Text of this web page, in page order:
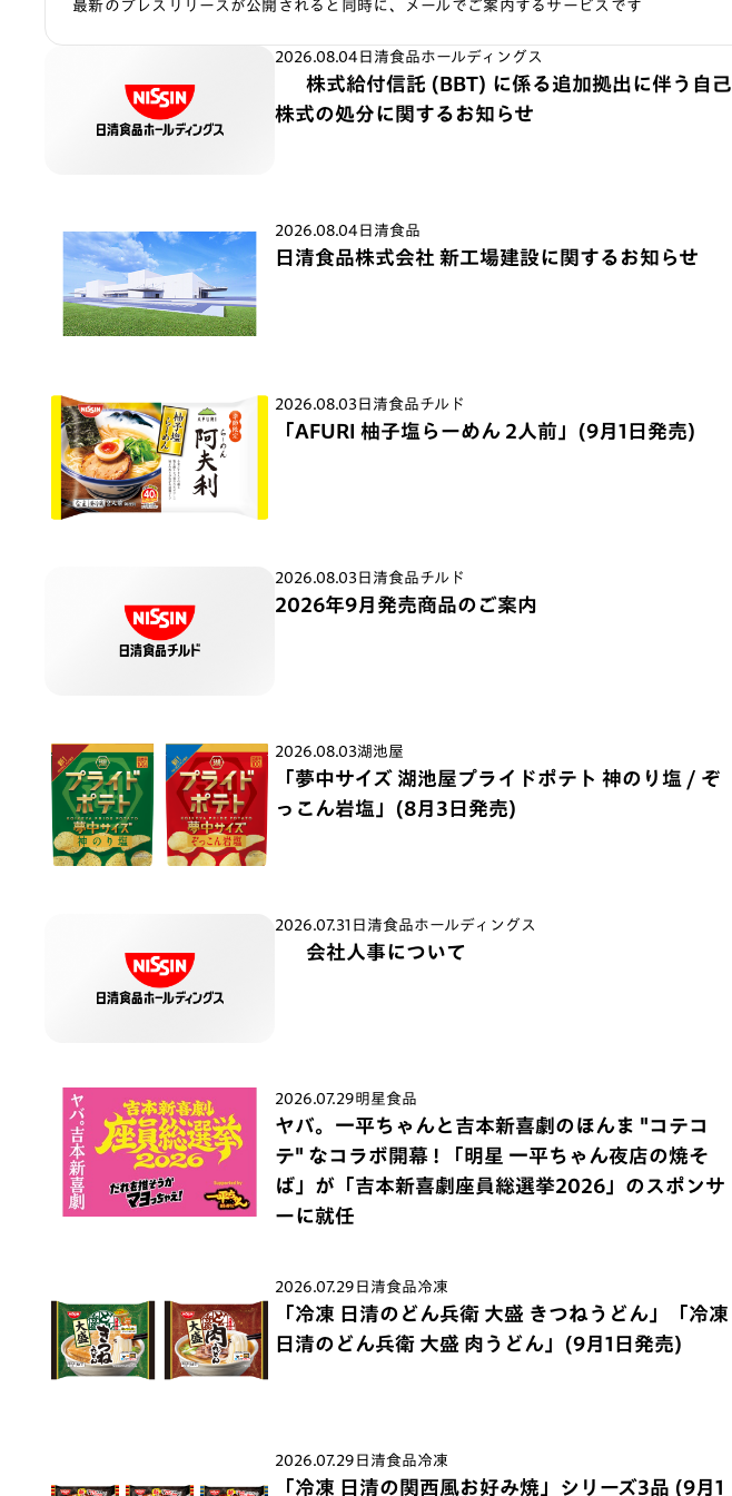
最新のプレスリリースが公開されると同時に、メールでご案内するサービスです
2026.08.04 日清食品ホールディングス
株式給付信託 (BBT) に係る追加拠出に伴う自己
株式の処分に関するお知らせ
2026.08.04 日清食品
日清食品株式会社 新工場建設に関するお知らせ
2026.08.03 日清食品チルド
「AFURI 柚子塩らーめん 2人前」(9月1日発売)
2026.08.03 日清食品チルド
2026年9月発売商品のご案内
2026.08.03湖池屋
「夢中サイズ 湖池屋プライドポテト 神のり塩 / ぞ
っこん岩塩」(8月3日発売)
2026.07.31 日清食品ホールディングス
会社人事について
2026.07.29明星食品
ヤバ。一平ちゃんと吉本新喜劇のほんま "コテコ
テ" なコラボ開幕 ! 「明星 一平ちゃん夜店の焼そ
ば」が「吉本新喜劇座員総選挙2026」のスポンサ
ーに就任
2026.07.29 日清食品冷凍
「冷凍 日清のどん兵衛 大盛 きつねうどん」「冷凍
日清のどん兵衛 大盛 肉うどん」(9月1日発売)
2026.07.29 日清食品冷凍
「冷凍 日清の関西風お好み焼」シリーズ3品 (9月1